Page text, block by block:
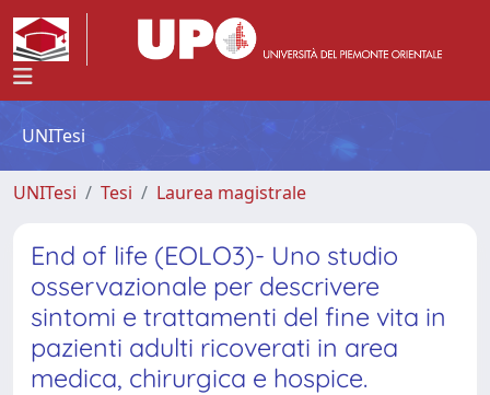
UNITesi
UNITesi Tesi Laurea magistrale
End of life (EOLO3)- Uno studio
osservazionale per descrivere
sintomi e trattamenti del fine vita in
pazienti adulti ricoverati in area
medica, chirurgica e hospice.